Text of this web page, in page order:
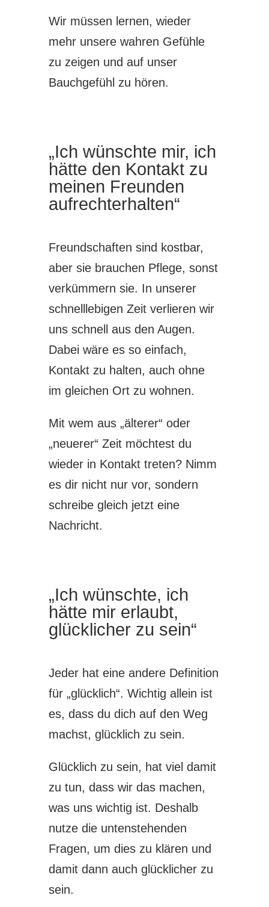
Wir müssen lernen, wieder
mehr unsere wahren Gefühle
zu zeigen und auf unser
Bauchgefühl zu hören.
„Ich wünschte mir, ich
hätte den Kontakt zu
meinen Freunden
aufrechterhalten“
Freundschaften sind kostbar,
aber sie brauchen Pflege, sonst
verkümmern sie. In unserer
schnelllebigen Zeit verlieren wir
uns schnell aus den Augen.
Dabei wäre es so einfach,
Kontakt zu halten, auch ohne
im gleichen Ort zu wohnen.
Mit wem aus „älterer“ oder
„neuerer“ Zeit möchtest du
wieder in Kontakt treten? Nimm
es dir nicht nur vor, sondern
schreibe gleich jetzt eine
Nachricht.
„Ich wünschte, ich
hätte mir erlaubt,
glücklicher zu sein“
Jeder hat eine andere Definition
für „glücklich“. Wichtig allein ist
es, dass du dich auf den Weg
machst, glücklich zu sein.
Glücklich zu sein, hat viel damit
zu tun, dass wir das machen,
was uns wichtig ist. Deshalb
nutze die untenstehenden
Fragen, um dies zu klären und
damit dann auch glücklicher zu
sein.